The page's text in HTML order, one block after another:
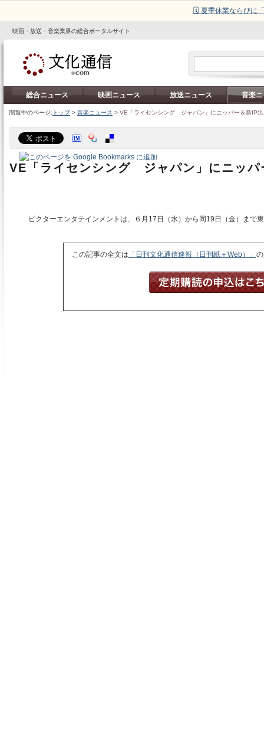
🗓️ 夏季休業ならびに
映画・放送・音楽業界の総合ポータルサイト
総合ニュース 映画ニュース 放送ニュース 音楽
閲覧中のページ: トップ> 音楽ニュース > VE「ライセンシング ジャパン」にニッパー＆新IP
VE「ライセンシング ジャパン」にニッパ
ビクターエンタテインメントは、６月17日（水）から同19日（金）まで
この記事の全文は 「日刊文化通信速報（日刊紙＋Web）」